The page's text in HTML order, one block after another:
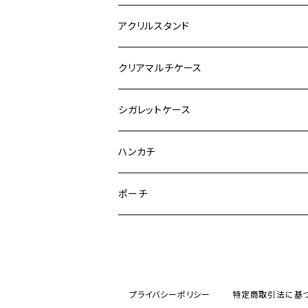
アクリルスタンド
クリアマルチケース
シガレットケース
ハンカチ
ポーチ
プライバシーポリシー 特定商取引法に基